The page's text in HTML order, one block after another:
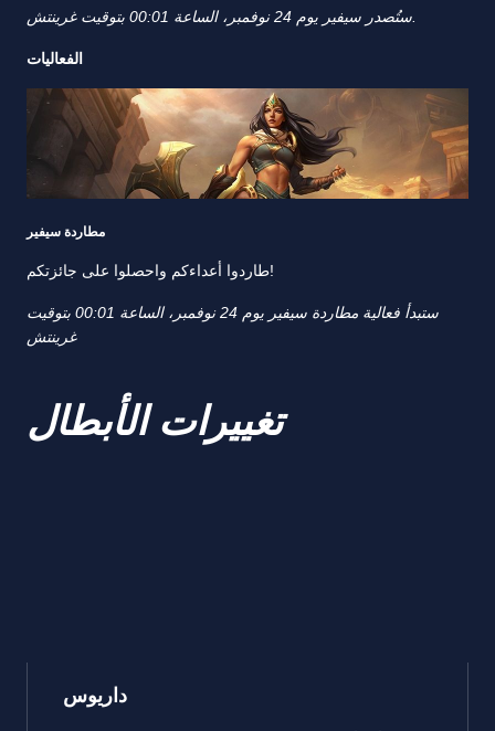
الفعاليات
مطاردة سيفير
طاردوا أعداءكم واحصلوا على جائزتكم!
ستبدأ فعالية مطاردة سيفير يوم 24 نوفمبر، الساعة 00:01 بتوقيت
غرينتش
تغييرات الأبطال
داريوس